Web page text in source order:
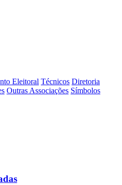
Eleitoral Técnicos Diretoria
Outras Associações Símbolos